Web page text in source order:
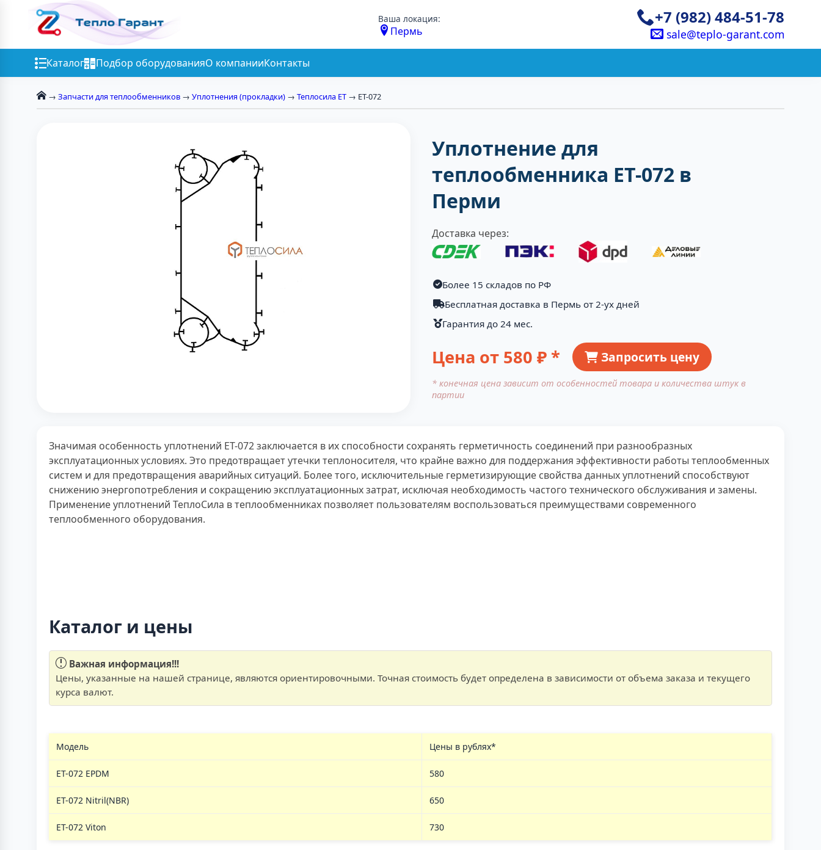
Ваша локация:
Пермь
+7 (982) 484-51-78
sale@teplo-garant.com
Каталог Подбор оборудованияО компанииКонтакты
→ Запчасти для теплообменников → Уплотнения (прокладки) → Теплосила ЕТ → ЕТ-072
Уплотнение для
теплообменника ЕТ-072 в
Перми
Доставка через:
Более 15 складов по РФ
Бесплатная доставка в Пермь от 2-ух дней
Гарантия до 24 мес.
Цена от 580 ₽ * Запросить цену
* конечная цена зависит от особенностей товара и количества штук в
партии
Значимая особенность уплотнений ЕТ-072 заключается в их способности сохранять герметичность соединений при разнообразных
эксплуатационных условиях. Это предотвращает утечки теплоносителя, что крайне важно для поддержания эффективности работы теплообменных
систем и для предотвращения аварийных ситуаций. Более того, исключительные герметизирующие свойства данных уплотнений способствуют
снижению энергопотребления и сокращению эксплуатационных затрат, исключая необходимость частого технического обслуживания и замены.
Применение уплотнений ТеплоСила в теплообменниках позволяет пользователям воспользоваться преимуществами современного
теплообменного оборудования.
Каталог и цены
Важная информация!!!
Цены, указанные на нашей странице, являются ориентировочными. Точная стоимость будет определена в зависимости от объема заказа и текущего
курса валют.
Модель Цены в рублях*
ЕТ-072 EPDM 580
ЕТ-072 Nitril(NBR) 650
ЕТ-072 Viton 730